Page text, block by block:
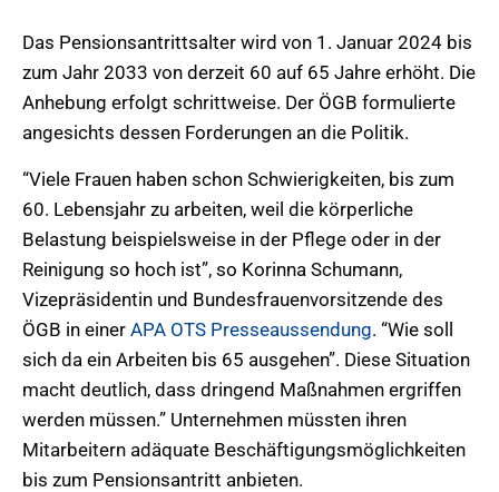
Das Pensionsantrittsalter wird von 1. Januar 2024 bis
zum Jahr 2033 von derzeit 60 auf 65 Jahre erhöht. Die
Anhebung erfolgt schrittweise. Der ÖGB formulierte
angesichts dessen Forderungen an die Politik.
“Viele Frauen haben schon Schwierigkeiten, bis zum
60. Lebensjahr zu arbeiten, weil die körperliche
Belastung beispielsweise in der Pflege oder in der
Reinigung so hoch ist”, so Korinna Schumann,
Vizepräsidentin und Bundesfrauenvorsitzende des
ÖGB in einer APA OTS Presseaussendung. “Wie soll
sich da ein Arbeiten bis 65 ausgehen”. Diese Situation
macht deutlich, dass dringend Maßnahmen ergriffen
werden müssen.” Unternehmen müssten ihren
Mitarbeitern adäquate Beschäftigungsmöglichkeiten
bis zum Pensionsantritt anbieten.